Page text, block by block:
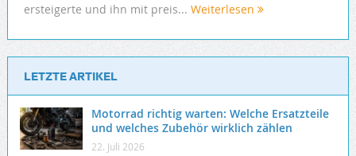
ersteigerte und ihn mit preis... Weiterlesen
LETZTE ARTIKEL
Motorrad richtig warten: Welche Ersatzteile
und welches Zubehör wirklich zählen
22. Juli 2026